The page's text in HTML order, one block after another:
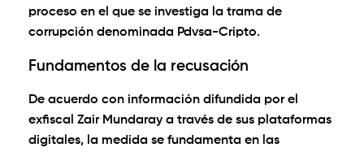
proceso en el que se investiga la trama de
corrupción denominada Pdvsa-Cripto.
Fundamentos de la recusación
De acuerdo con información difundida por el
exfiscal Zair Mundaray a través de sus plataformas
digitales, la medida se fundamenta en las